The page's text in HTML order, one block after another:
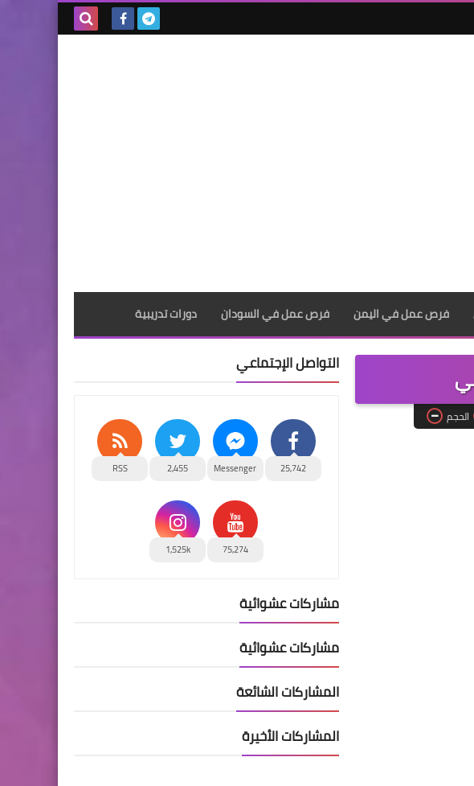
فرص عمل في اليمن فرص عمل في السودان دورات تدريبية
الحجم
التواصل الإجتماعي
25,742
Messenger
2,455
RSS
75,274
1,525k
مشاركات عشوائية
مشاركات عشوائية
المشاركات الشائعة
المشاركات الأخيرة